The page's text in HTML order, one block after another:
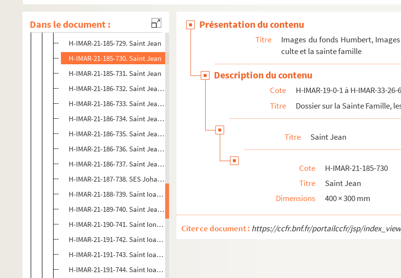
Dans le document :
H-IMAR-21-185-727. Saint Jean
H-IMAR-21-185-728. Saint Jean
H-IMAR-21-185-729. Saint Jean
H-IMAR-21-185-730. Saint Jean
H-IMAR-21-185-731. Saint Jean
H-IMAR-21-186-732. Saint Jean, évangéliste
H-IMAR-21-186-733. Saint Jean, évangéliste
H-IMAR-21-186-734. Saint Jean, évangéliste
H-IMAR-21-186-735. Saint Jean, évangéliste
H-IMAR-21-186-736. Saint Jean, évangéliste
H-IMAR-21-186-737. Saint Jean, évangéliste
H-IMAR-21-187-738. SES Johanes
H-IMAR-21-188-739. Saint Ioannes
H-IMAR-21-189-740. Saint Jean (Italie 1890)
H-IMAR-21-190-741. Saint Ionnes Baptista
H-IMAR-21-191-742. Saint Ioannes
H-IMAR-21-191-743. Saint Ioannes
H-IMAR-21-191-744. Saint Ioannes
Présentation du contenu
Titre
Images du fonds Humbert,
culte et la sainte famille
Description du contenu
Cote
H-IMAR-19-0-1 à H-IMAR-33-26-
Titre
Dossier sur la Sainte Famille,
Titre Saint Jean
Cote
H-IMAR-21-185-730
Titre
Saint Jean
Dimensions
400 × 300 mm
Citer ce document : https://ccfr.bnf.fr/portailccfr/jsp/